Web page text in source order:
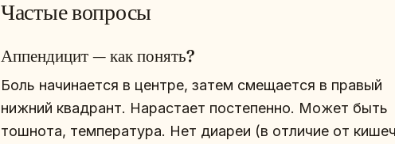
Частые вопросы
Аппендицит — как понять?
Боль начинается в центре, затем смещается в правый
нижний квадрант. Нарастает постепенно. Может быть
тошнота, температура. Нет диареи (в отличие от